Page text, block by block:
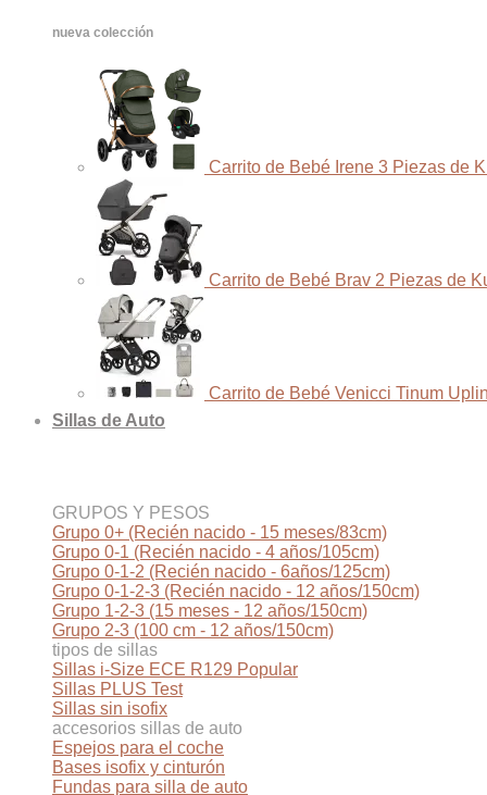
nueva colección
Carrito de Bebé Irene 3 Piezas de
Carrito de Bebé Brav 2 Piezas de
Carrito de Bebé Venicci Tinum
Sillas de Auto
GRUPOS Y PESOS
Grupo 0+ (Recién nacido - 15 meses/83cm)
Grupo 0-1 (Recién nacido - 4 años/105cm)
Grupo 0-1-2 (Recién nacido - 6años/125cm)
Grupo 0-1-2-3 (Recién nacido - 12 años/150cm)
Grupo 1-2-3 (15 meses - 12 años/150cm)
Grupo 2-3 (100 cm - 12 años/150cm)
tipos de sillas
Sillas i-Size ECE R129
Sillas PLUS Test
Sillas sin isofix
accesorios sillas de auto
Espejos para el coche
Bases isofix y cinturón
Fundas para silla de auto